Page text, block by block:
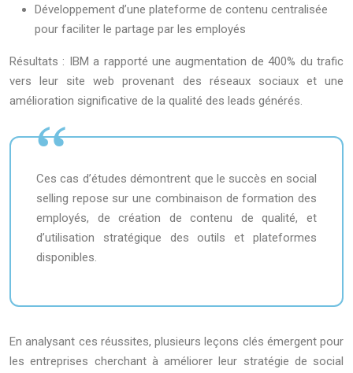
Développement d’une plateforme de contenu centralisée
pour faciliter le partage par les employés
Résultats : IBM a rapporté une augmentation de 400% du trafic
vers leur site web provenant des réseaux sociaux et une
amélioration significative de la qualité des leads générés.
Ces cas d’études démontrent que le succès en social
selling repose sur une combinaison de formation des
employés, de création de contenu de qualité, et
d’utilisation stratégique des outils et plateformes
disponibles.
En analysant ces réussites, plusieurs leçons clés émergent pour
les entreprises cherchant à améliorer leur stratégie de social